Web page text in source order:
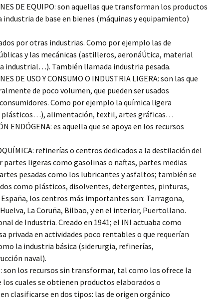
DE EQUIPO: son aquellas que transforman los productos
de base en bienes (máquinas y equipamiento)
por otras industrias. Como por ejemplo las de
y las mecánicas (astilleros, aeronáÚtica, material
industrial…). También llamada industria pesada.
DE USO Y CONSUMO O INDUSTRIA LIGERA: son las que
de poco volumen, que pueden ser usados
Como por ejemplo la química ligera
plásticos…), alimentación, textil, artes gráficas…
ENDÓGENA: es aquella que se apoya en los recursos
refinerías o centros dedicados a la destilación del
ligeras como gasolinas o naftas, partes medias
pesadas como los lubricantes y asfaltos; también se
como plásticos, disolventes, detergentes, pinturas,
los centros más importantes son: Tarragona,
La Coruña, Bilbao, y en el interior, Puertollano.
de Industria. Creado en 1941; el INI actuaba como
privada en actividades poco rentables o que requerían
la industria básica (siderurgia, refinerías,
naval).
son los recursos sin transformar, tal como los ofrece la
cuales se obtienen productos elaborados o
clasificarse en dos tipos: las de origen orgánico